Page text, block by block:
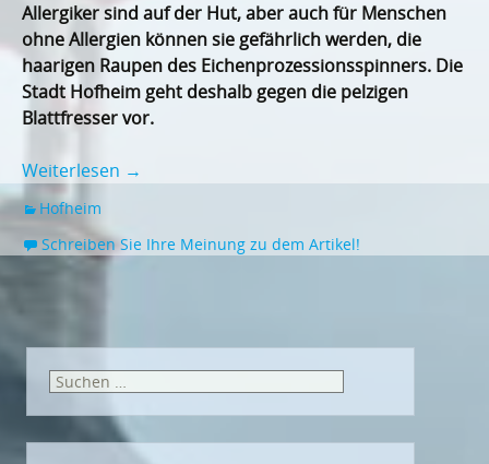
Allergiker sind auf der Hut, aber auch für Menschen
ohne Allergien können sie gefährlich werden, die
haarigen Raupen des Eichenprozessionsspinners. Die
Stadt Hofheim geht deshalb gegen die pelzigen
Blattfresser vor.
Weiterlesen →
Hofheim
Schreiben Sie Ihre Meinung zu dem Artikel!
Suchen